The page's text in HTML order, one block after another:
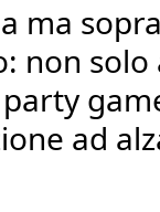
ma
non
ad